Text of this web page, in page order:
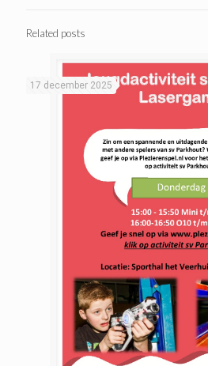
Related posts
17 december 2025